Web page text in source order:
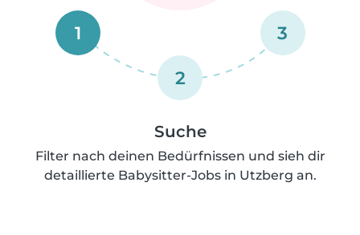
1
2
3
Suche
Filter nach deinen Bedürfnissen und sieh dir
detaillierte Babysitter-Jobs in Utzberg an.